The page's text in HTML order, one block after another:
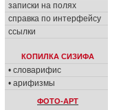
записки на полях
справка по интерфейсу
ссылки
КОПИЛКА СИЗИФА
• словарифис
• арифизмы
ФОТО-АРТ